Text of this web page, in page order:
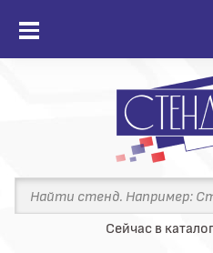
меню
Сейчас в